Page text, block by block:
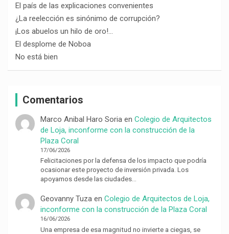
El país de las explicaciones convenientes
¿La reelección es sinónimo de corrupción?
¡Los abuelos un hilo de oro!…
El desplome de Noboa
No está bien
Comentarios
Marco Anibal Haro Soriaen Colegio de Arquitectos
de Loja, inconforme con la construcción de la
Plaza Coral
17/06/2026
Felicitaciones por la defensa de los impacto que podría
ocasionar este proyecto de inversión privada. Los
apoyamos desde las ciudades…
Geovanny Tuzaen Colegio de Arquitectos de Loja,
inconforme con la construcción de la Plaza Coral
16/06/2026
Una empresa de esa magnitud no invierte a ciegas, se